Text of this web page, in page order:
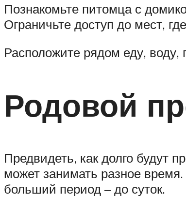
Познакомьте питомца с
Ограничьте доступ до мест,
Расположите рядом еду, воду,
Родовой
Предвидеть, как долго будут
может занимать разное
больший период – до суток.